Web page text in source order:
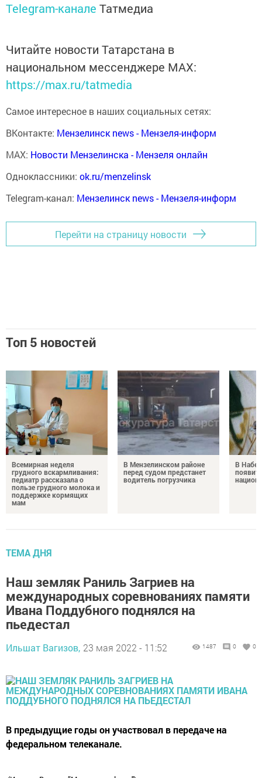
Telegram-канале Татмедиа
Читайте новости Татарстана в
национальном мессенджере MАХ:
https://max.ru/tatmedia
Самое интересное в наших социальных сетях:
ВКонтакте: Мензелинск news - Мензеля-информ
MAX: Новости Мензелинска - Мензеля онлайн
Одноклассники: ok.ru/menzelinsk
Telegram-канал: Мензелинск news - Мензеля-информ
Перейти на страницу новости
Топ 5 новостей
Всемирная неделя
грудного вскармливания:
педиатр рассказала о
пользе грудного молока и
поддержке кормящих
мам
В Мензелинском районе
перед судом предстанет
водитель погрузчика
В
ТЕМА ДНЯ
Наш земляк Раниль Загриев на
международных соревнованиях памяти
Ивана Поддубного поднялся на
пьедестал
Ильшат Вагизов, 23 мая 2022 - 11:52 1487 0 0
В предыдущие годы он участвовал в передаче на
федеральном телеканале.